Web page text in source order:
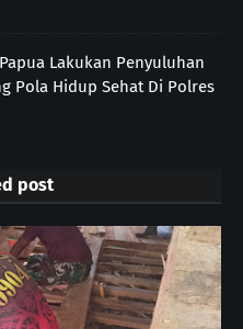
Lakukan Penyuluhan
Pola Hidup Sehat Di Polres
post